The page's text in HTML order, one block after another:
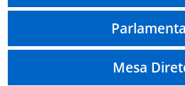
Mesa